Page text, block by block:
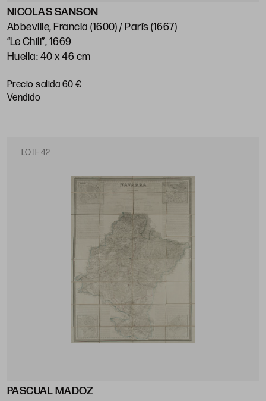
NICOLAS SANSON
Abbeville, Francia (1600) / París (1667)
“Le Chili”, 1669
Huella: 40 x 46 cm
Precio salida 60 €
vendido
LOTE 42
PASCUAL MADOZ